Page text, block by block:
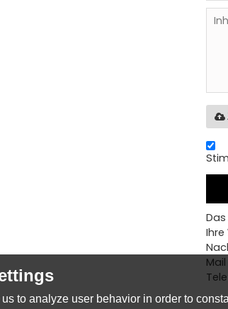
to analyze user behavior in order to